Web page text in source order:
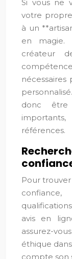
Si vous ne
votre
à un
en magie.
créateur
donc être
références.
Pour
avis en
assurez-
éthique
compte son